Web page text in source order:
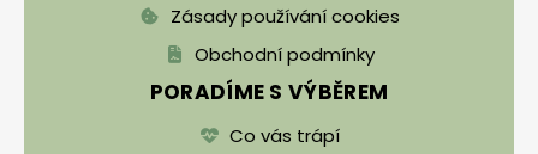
Zásady používání cookies
Obchodní podmínky
PORADÍME S VÝBĚREM
Co vás trápí